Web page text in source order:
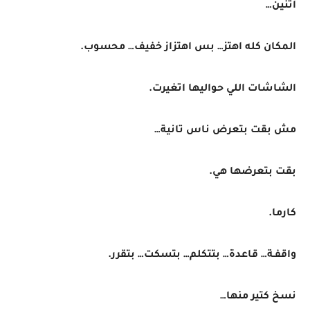
اتنين…
المكان كله اهتز… بس اهتزاز خفيف… محسوب.
الشاشات اللي حواليها اتغيرت.
مش بقت بتعرض ناس تانية…
بقت بتعرضها هي.
كارما.
واقفـة… قاعدة… بتتكلم… بتسكت… بتقرر.
نسخ كتير منها…